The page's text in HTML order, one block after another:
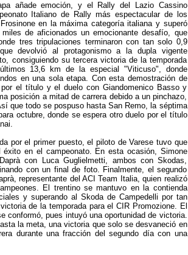
añade emoción, y el Rally del Lazio Cassino
Italiano de Rally más espectacular de los
en la máxima categoría italiana y superó
de aficionados un emocionante desafío, que
tres tripulaciones terminaron con tan solo 0,9
devolvió al protagonismo a la dupla vigente
consiguiendo su tercera victoria de la temporada
13,6 km de la especial "Viticuso", donde
en una sola etapa. Con esta demostración de
el título y el duelo con Giandomenico Basso y
posición a mitad de carrera debido a un pinchazo,
que todo se pospuso hasta San Remo, la séptima
octubre, donde se espera otro duelo por el título
por el primer puesto, el piloto de Varese tuvo que
en el campeonato. En esta ocasión, Simone
con Luca Guglielmetti, ambos con Skodas,
con un final de foto. Finalmente, el segundo
representante del ACI Team Italia, quien realizó
El trentino se mantuvo en la contienda
y superando al Skoda de Campedelli por tan
de la temporada para el CIR Promozione. El
conformó, pues intuyó una oportunidad de victoria.
la meta, una victoria que solo se desvaneció en
durante una fracción del segundo día con una